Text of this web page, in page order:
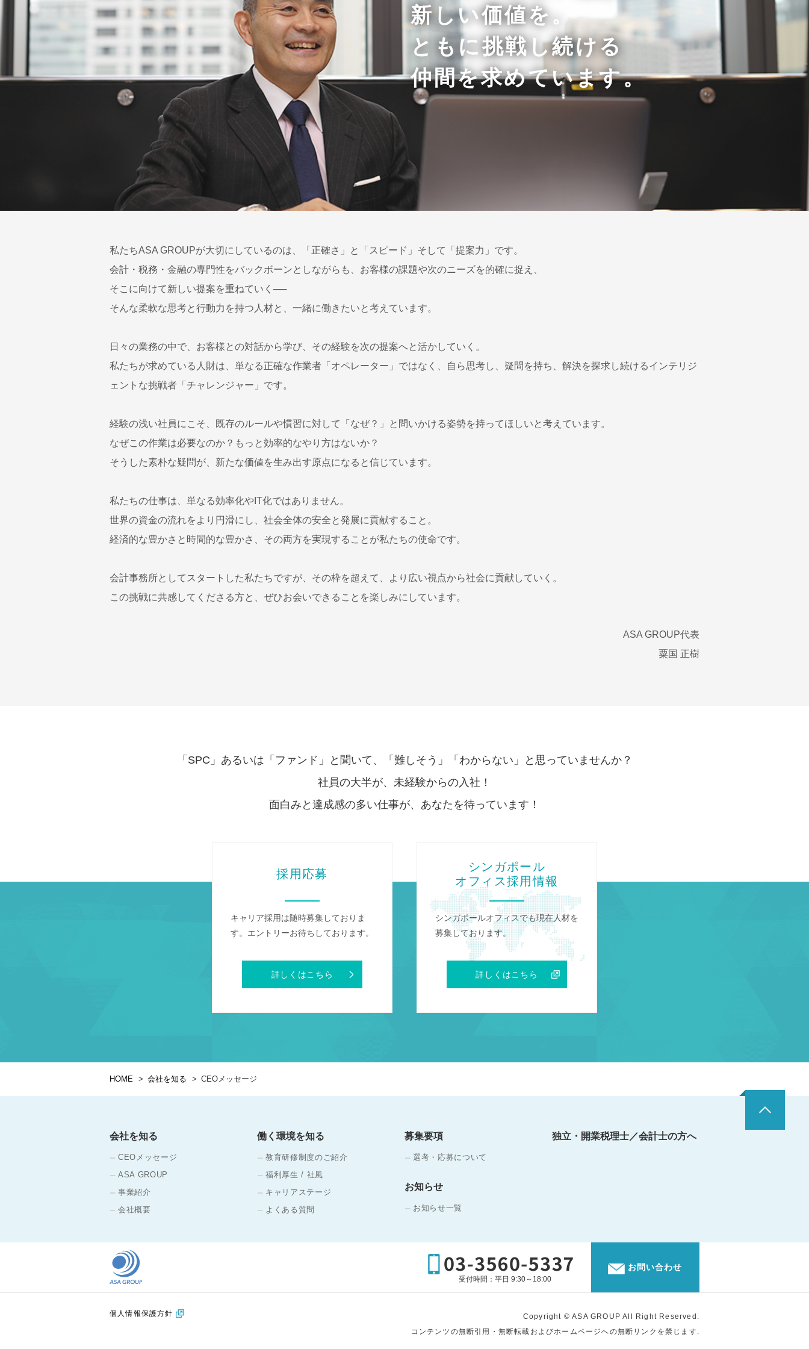
新しい価値を。
ともに挑戦し続ける
仲間を求めています。
私たちASA GROUPが大切にしているのは、「正確さ」と「スピード」そして「提案力」です。
会計・税務・金融の専門性をバックボーンとしながらも、お客様の課題や次のニーズを的確に捉え、
そこに向けて新しい提案を重ねていく──
そんな柔軟な思考と行動力を持つ人材と、一緒に働きたいと考えています。
日々の業務の中で、お客様との対話から学び、その経験を次の提案へと活かしていく。
私たちが求めている人財は、単なる正確な作業者「オペレーター」ではなく、自ら思考し、疑問を持ち、解決を探求し続けるインテリジ
ェントな挑戦者「チャレンジャー」です。
経験の浅い社員にこそ、既存のルールや慣習に対して「なぜ？」と問いかける姿勢を持ってほしいと考えています。
なぜこの作業は必要なのか？もっと効率的なやり方はないか？
そうした素朴な疑問が、新たな価値を生み出す原点になると信じています。
私たちの仕事は、単なる効率化やIT化ではありません。
世界の資金の流れをより円滑にし、社会全体の安全と発展に貢献すること。
経済的な豊かさと時間的な豊かさ、その両方を実現することが私たちの使命です。
会計事務所としてスタートした私たちですが、その枠を超えて、より広い視点から社会に貢献していく。
この挑戦に共感してくださる方と、ぜひお会いできることを楽しみにしています。
ASA GROUP代表
粟国 正樹
「SPC」あるいは「ファンド」と聞いて、「難しそう」「わからない」と思っていませんか？
社員の大半が、未経験からの入社！
面白みと達成感の多い仕事が、あなたを待っています！
採用応募
キャリア採用は随時募集しておりま
す。エントリーお待ちしております。
詳しくはこちら
シンガポール
オフィス採用情報
シンガポールオフィスでも現在人材を
募集しております。
詳しくはこちら
HOME 会社を知る CEOメッセージ
会社を知る
CEOメッセージ
ASA GROUP
事業紹介
会社概要
働く環境を知る
教育研修制度のご紹介
福利厚生 / 社風
キャリアステージ
よくある質問
募集要項
選考・応募について
お知らせ
お知らせ一覧
独立・開業税理士／会計士の方へ
受付時間：平日 9:30～18:00
お問い合わせ
個人情報保護方針
Copyright © ASA GROUP All Right Reserved.
コンテンツの無断引用・無断転載およびホームページへの無断リンクを禁じます.